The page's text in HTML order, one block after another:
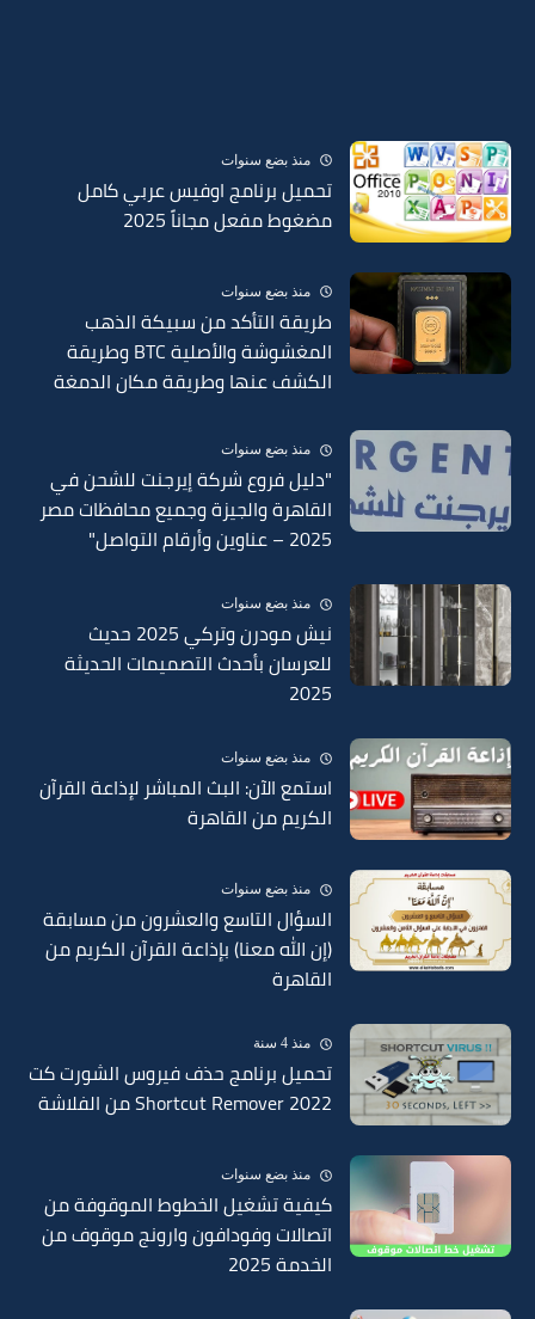
منذ بضع سنوات
تحميل برنامج اوفيس عربي كامل
مضغوط مفعل مجاناً 2025
منذ بضع سنوات
طريقة التأكد من سبيكة الذهب
المغشوشة والأصلية BTC وطريقة
الكشف عنها وطريقة مكان الدمغة
منذ بضع سنوات
"دليل فروع شركة إيرجنت للشحن في
القاهرة والجيزة وجميع محافظات مصر
2025 – عناوين وأرقام التواصل"
منذ بضع سنوات
نيش مودرن وتركي 2025 حديث
للعرسان بأحدث التصميمات الحديثة
2025
منذ بضع سنوات
استمع الآن: البث المباشر لإذاعة القرآن
الكريم من القاهرة
منذ بضع سنوات
السؤال التاسع والعشرون من مسابقة
(إن الله معنا) بإذاعة القرآن الكريم من
القاهرة
منذ 4 سنة
تحميل برنامج حذف فيروس الشورت كت
Shortcut Remover 2022 من الفلاشة
منذ بضع سنوات
كيفية تشغيل الخطوط الموقوفة من
اتصالات وفودافون وارونج موقوف من
الخدمة 2025